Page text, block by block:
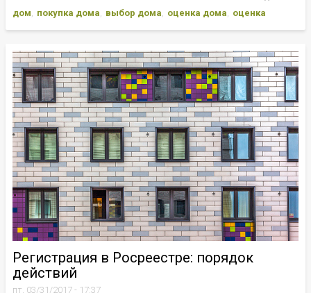
дом покупка дома выбор дома оценка дома оценка
Регистрация в Росреестре: порядок
действий
пт, 03/31/2017 - 17:37